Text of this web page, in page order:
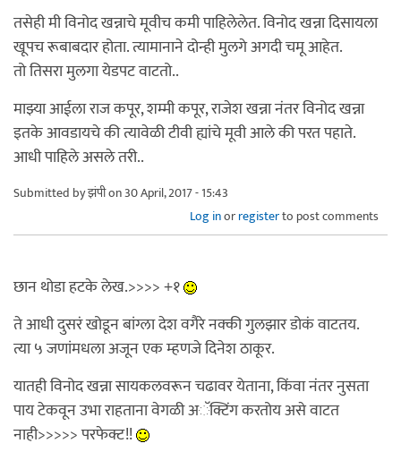
तसेही मी विनोद खन्नाचे मूवीच कमी पाहिलेलेत. विनोद खन्ना दिसायला
खूपच रूबाबदार होता. त्यामानाने दोन्ही मुलगे अगदी चमू आहेत.
तो तिसरा मुलगा येडपट वाटतो..
माझ्या आईला राज कपूर, शम्मी कपूर, राजेश खन्ना नंतर विनोद खन्ना
इतके आवडायचे की त्यावेळी टीवी ह्यांचे मूवी आले की परत पहाते.
आधी पाहिले असले तरी..
Submitted byझंपीon 30 April, 2017 - 15:43
Log inorregisterto post comments
छान थोडा हटके लेख.>>>> +१
ते आधी दुसरं खोडून बांग्ला देश वगैरे नक्की गुलझार डोकं वाटतय.
त्या ५ जणांमधला अजून एक म्हणजे दिनेश ठाकूर.
यातही विनोद खन्ना सायकलवरून चढावर येताना, किंवा नंतर नुसता
पाय टेकवून उभा राहताना वेगळी अॅक्टिंग करतोय असे वाटत
नाही>>>>> परफेक्ट!!